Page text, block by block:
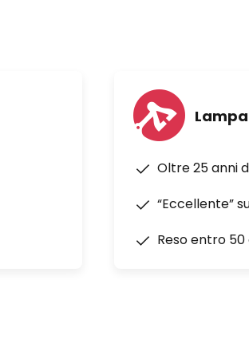
Oltre 25 anni
“Eccellente”
Reso entro 50